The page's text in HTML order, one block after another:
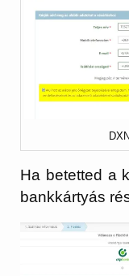
Ha betetted a
bankkártyás